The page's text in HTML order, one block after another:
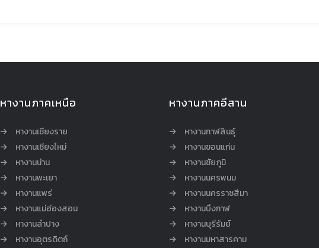
หางานภาคเหนือ
หางานเชียงราย
หางานเชียงใหม่
หางานน่าน
หางานพะเยา
หางานแพร่
หางานแม่ฮ่องสอน
หางานลำปาง
หางานอุตรดิตถ์
หางานภาคอีสาน
หางานกาฬสินธุ์
หางานขอนแก่น
หางานชัยภูมิ
หางานนครพนม
หางานนครราชสีมา
หางานบึงกาฬ
หางานบุรีรัมย์
หางานมหาสารคาม